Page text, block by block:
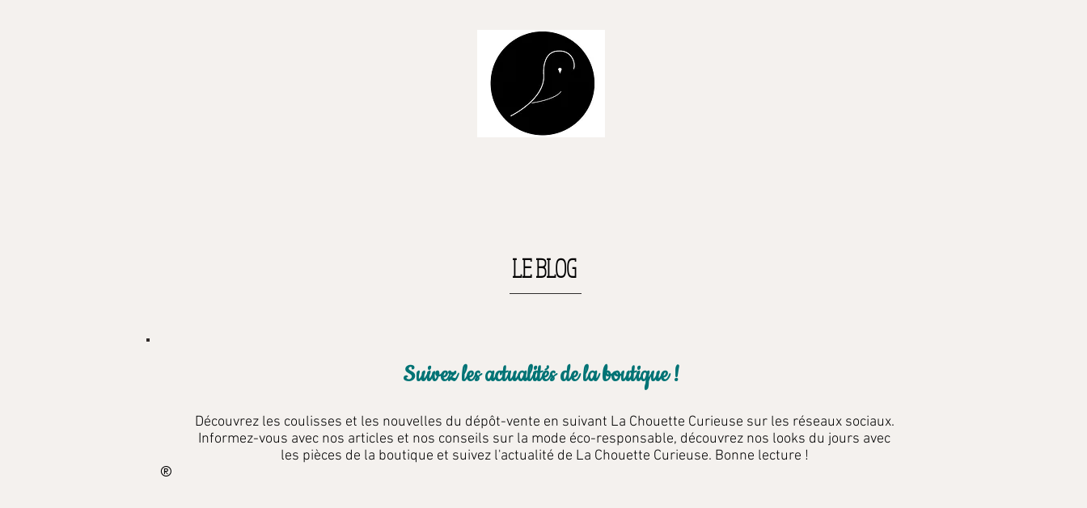
LE BLOG
Suivez les actualités de la boutique !
Découvrez les coulisses et les nouvelles du dépôt-vente en suivant La Chouette Curieuse sur les réseaux sociaux.
Informez-vous avec nos articles et nos conseils sur la mode éco-responsable, découvrez nos looks du jours avec
les pièces de la boutique et suivez l'actualité de La Chouette Curieuse. Bonne lecture !